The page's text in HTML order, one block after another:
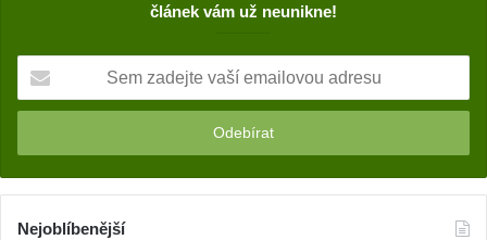
článek vám už neunikne!
m
a
d
jNejoblíbenější